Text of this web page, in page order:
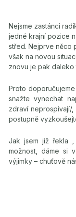
Nejsme zastánci
jedné krajní pozice
střed. Nejprve něco
však na novou
znovu je pak daleko
Proto
snažte vynechat
zdraví neprospívají/
postupně
Jak jsem již řekla
možnost, dáme si
výjimky – chuťově